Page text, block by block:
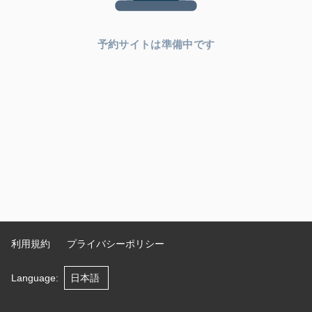
予約サイトは準備中です
利用規約 プライバシーポリシー
Language: